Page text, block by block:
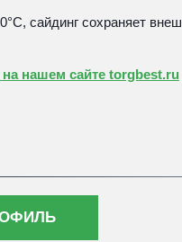
сайдинг сохраняет
нашем сайте torgbest.ru